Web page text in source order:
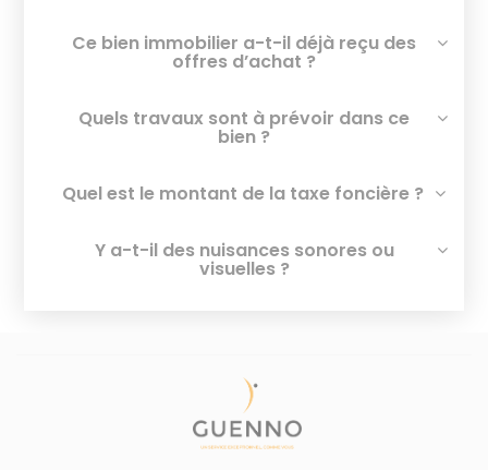
Ce bien immobilier a-t-il déjà reçu des
offres d’achat ?
Quels travaux sont à prévoir dans ce
bien ?
Quel est le montant de la taxe foncière ?
Y a-t-il des nuisances sonores ou
visuelles ?